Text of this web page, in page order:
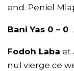
end. Peniel
Bani Yas 0 – 0
Fodoh Laba et
nul vierge ce